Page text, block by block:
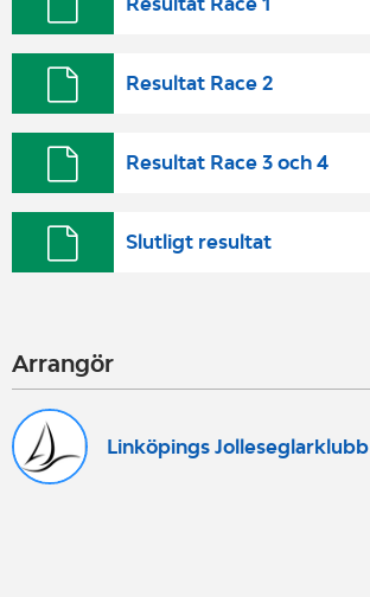
Resultat Race 2
Resultat Race 3 och 4
Slutligt resultat
Arrangör
Linköpings Jolleseglarklubb